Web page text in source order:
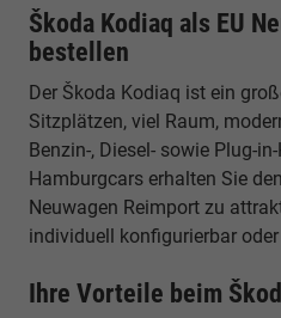
Škoda Kodiaq als EU
bestellen
Der Škoda Kodiaq ist ein
Sitzplätzen, viel Raum,
Benzin-, Diesel- sowie Plug-
Hamburgcars erhalten Sie
Neuwagen Reimport zu
individuell konfigurierbar
Ihre Vorteile beim